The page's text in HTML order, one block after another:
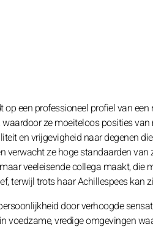
een professioneel profiel van
ze moeiteloos posities
en vrijgevigheid naar degenen
verwacht ze hoge standaarden
veeleisende collega maakt,
terwijl trots haar Achillespees kan
door verhoogde
voedzame, vredige omgevingen